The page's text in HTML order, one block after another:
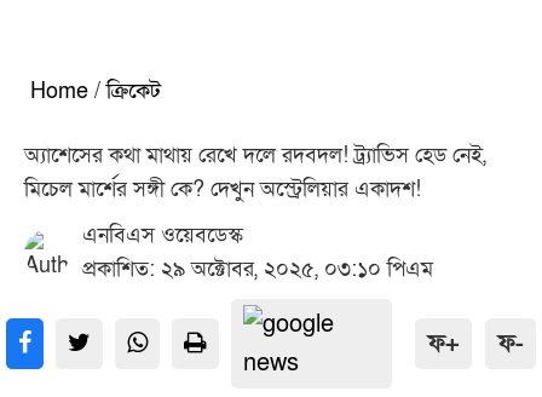
Home / ক্রিকেট
অ্যাশেসের কথা মাথায় রেখে দলে রদবদল! ট্র্যাভিস হেড নেই,
মিচেল মার্শের সঙ্গী কে? দেখুন অস্ট্রেলিয়ার একাদশ!
এনবিএস ওয়েবডেস্ক
প্রকাশিত: ২৯ অক্টোবর, ২০২৫, ০৩:১০ পিএম
ফ+ ফ-